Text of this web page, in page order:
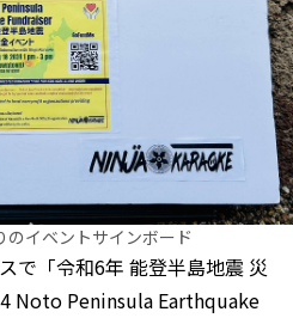
イベントサインボード
で「令和6年 能登半島地震 災
Noto Peninsula Earthquake